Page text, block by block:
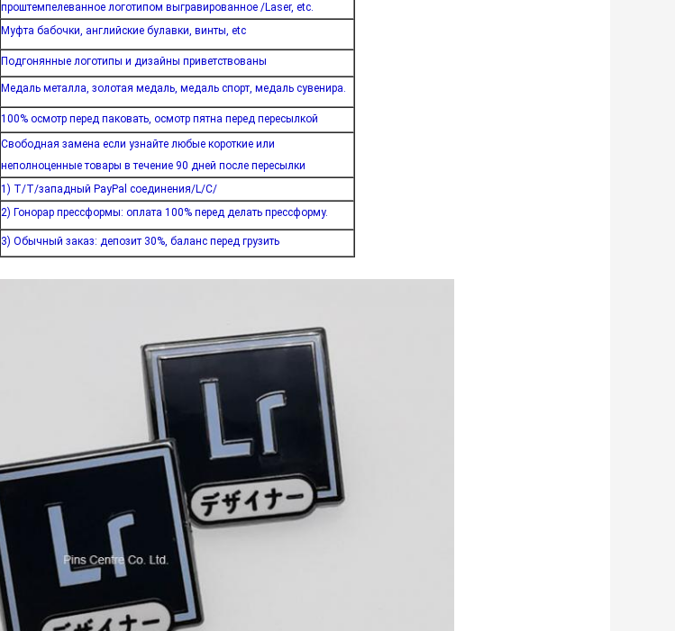
проштемпелеванное логотипом выгравированное /Laser, etc.
Муфта бабочки, английские булавки, винты, etc
Подгонянные логотипы и дизайны приветствованы
Медаль металла, золотая медаль, медаль спорт, медаль сувенира.
100% осмотр перед паковать, осмотр пятна перед пересылкой
Свободная замена если узнайте любые короткие или
неполноценные товары в течение 90 дней после пересылки
1) T/T/западный PayPal соединения/L/C/
2) Гонорар прессформы: оплата 100% перед делать прессформу.
3) Обычный заказ: депозит 30%, баланс перед грузить